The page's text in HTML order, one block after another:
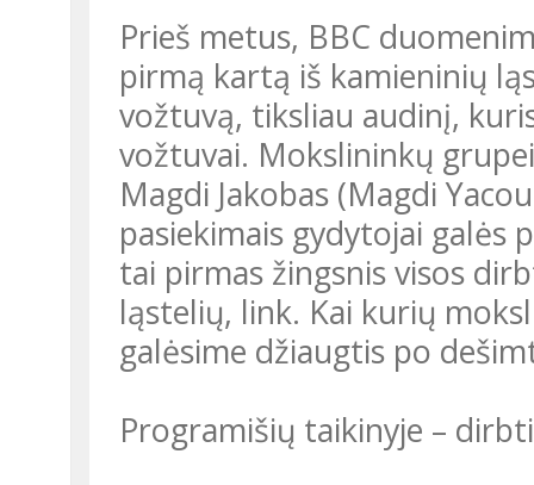
Prieš metus, BBC
pirmą kartą iš kamieninių
vožtuvą, tiksliau audinį,
vožtuvai. Mokslininkų
Magdi Jakobas (Magdi
pasiekimais gydytojai galės
tai pirmas žingsnis visos
ląstelių, link. Kai kurių
galėsime džiaugtis po
Programišių taikinyje –